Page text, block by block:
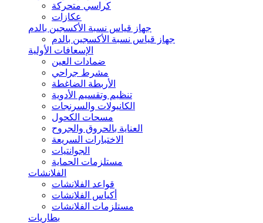
كراسي متحركة
عكازات
جهاز قياس نسبة الأكسجين بالدم
جهاز قياس نسبة الأكسجين بالدم
الإسعافات الأولية
ضمادات العين
مشرط جراحي
الأربطة الضاغطة
تنظيم وتقسيم الأدوية
الكانيولات والسرنجات
مسحات الكحول
العناية بالحروق والجروح
الاختبارات السريعة
الجوانتيات
مستلزمات الحماية
الفلانشات
قواعد الفلانشات
أكياس الفلانشات
مستلزمات الفلانشات
بطاريات